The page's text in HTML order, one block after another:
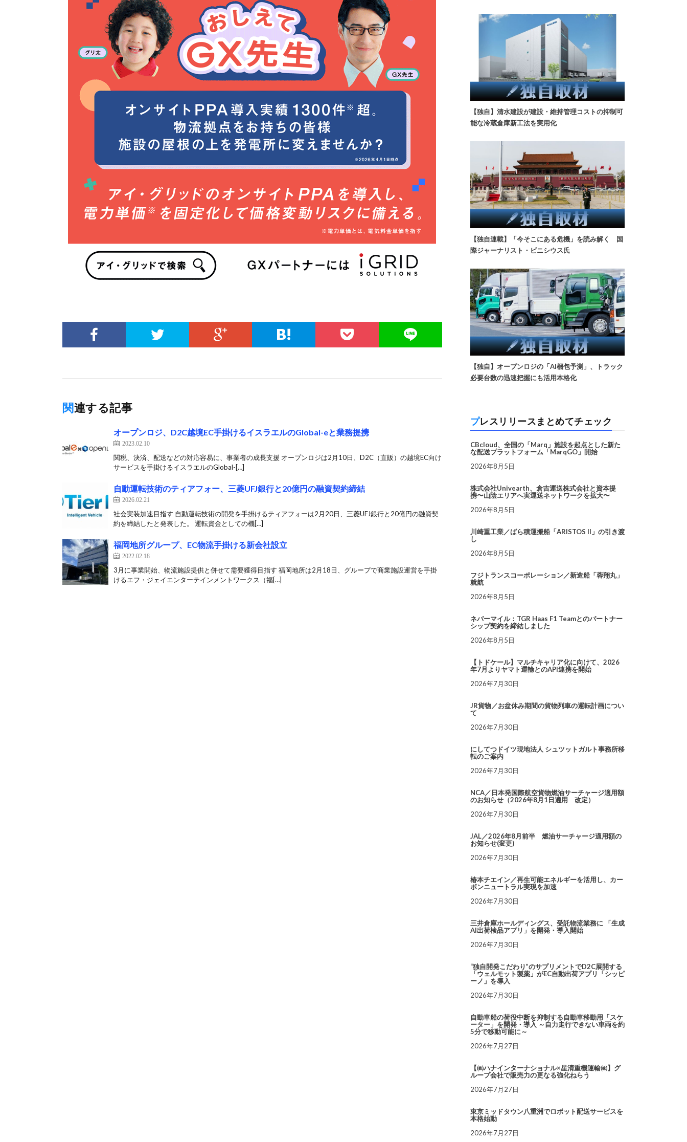
関連する記事
オープンロジ、D2C越境EC手掛けるイスラエルのGlobal-eと業務提携
2023.02.10
関税、決済、配送などの対応容易に、事業者の成長支援 オープンロジは2月10日、D2C（直販）の越境EC向け
サービスを手掛けるイスラエルのGlobal-[…]
自動運転技術のティアフォー、三菱UFJ銀行と20億円の融資契約締結
2026.02.21
社会実装加速目指す 自動運転技術の開発を手掛けるティアフォーは2月20日、三菱UFJ銀行と20億円の融資契
約を締結したと発表した。 運転資金としての機[…]
福岡地所グループ、EC物流手掛ける新会社設立
2022.02.18
3月に事業開始、物流施設提供と併せて需要獲得目指す 福岡地所は2月18日、グループで商業施設運営を手掛
けるエフ・ジェイエンターテインメントワークス（福[…]
【独自】清水建設が建設・維持管理コストの抑制可
能な冷蔵倉庫新工法を実用化
【独自連載】「今そこにある危機」を読み解く 国
際ジャーナリスト・ビニシウス氏
【独自】オープンロジの「AI梱包予測」、トラック
必要台数の迅速把握にも活用本格化
プレスリリースまとめてチェック
CBcloud、全国の「Marq」施設を起点とした新た
な配送プラットフォーム「MarqGO」開始
2026年8月5日
株式会社Univearth、倉吉運送株式会社と資本提
携〜山陰エリアへ実運送ネットワークを拡大〜
2026年8月5日
川崎重工業／ばら積運搬船「ARISTOS II」の引き渡
し
2026年8月5日
フジトランスコーポレーション／新造船「蓉翔丸」
就航
2026年8月5日
ネバーマイル：TGR Haas F1 Teamとのパートナー
シップ契約を締結しました
2026年8月5日
【トドケール】マルチキャリア化に向けて、2026
年7月よりヤマト運輸とのAPI連携を開始
2026年7月30日
JR貨物／お盆休み期間の貨物列車の運転計画につい
て
2026年7月30日
にしてつドイツ現地法人 シュツットガルト事務所移
転のご案内
2026年7月30日
NCA／日本発国際航空貨物燃油サーチャージ適用額
のお知らせ（2026年8月1日適用 改定）
2026年7月30日
JAL／2026年8月前半 燃油サーチャージ適用額の
お知らせ(変更)
2026年7月30日
椿本チエイン／再生可能エネルギーを活用し、カー
ボンニュートラル実現を加速
2026年7月30日
三井倉庫ホールディングス、受託物流業務に 「生成
AI出荷検品アプリ」を開発・導入開始
2026年7月30日
“独自開発こだわり”のサプリメントでD2C展開する
「ウェルモット製薬」がEC自動出荷アプリ「シッピ
ーノ」を導入
2026年7月30日
自動車船の荷役中断を抑制する自動車移動用「スケ
ーター」を開発・導入 ～自力走行できない車両を約
5分で移動可能に～
2026年7月27日
【㈱ハナインターナショナル×星清重機運輸㈱】グ
ループ会社で販売力の更なる強化ねらう
2026年7月27日
東京ミッドタウン八重洲でロボット配送サービスを
本格始動
2026年7月27日